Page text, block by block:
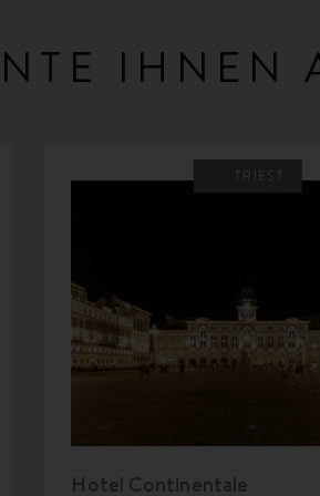
IHNEN
TRIEST
Hotel Continentale